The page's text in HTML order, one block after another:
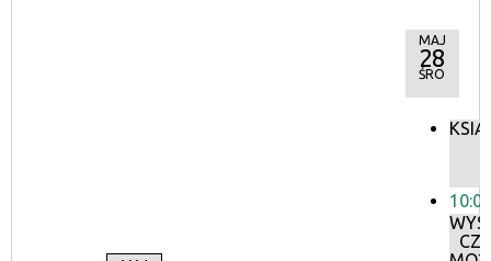
MAJ
28
ŚRO
10:00
CZY